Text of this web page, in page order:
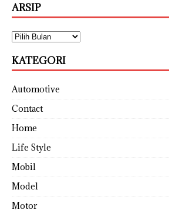
ARSIP
KATEGORI
Automotive
Contact
Home
Life Style
Mobil
Model
Motor